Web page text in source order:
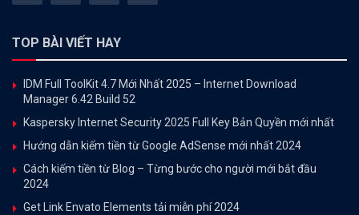
TOP BÀI VIẾT HAY
IDM Full ToolKit 4.7 Mới Nhất 2025 – Internet Download
Manager 6.42 Build 52
Kaspersky Internet Security 2025 Full Key Bản Quyền mới nhất
Hướng dẫn kiếm tiền từ Google AdSense mới nhất 2024
Cách kiếm tiền từ Blog – Từng bước cho người mới bắt đầu
2024
Get Link Envato Elements tải miễn phí 2024